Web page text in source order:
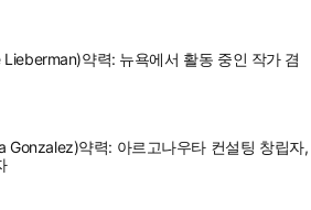
약력: 뉴욕에서 활동 중인 작가 겸
Gonzalez)약력: 아르고나우타 컨설팅 창립자,